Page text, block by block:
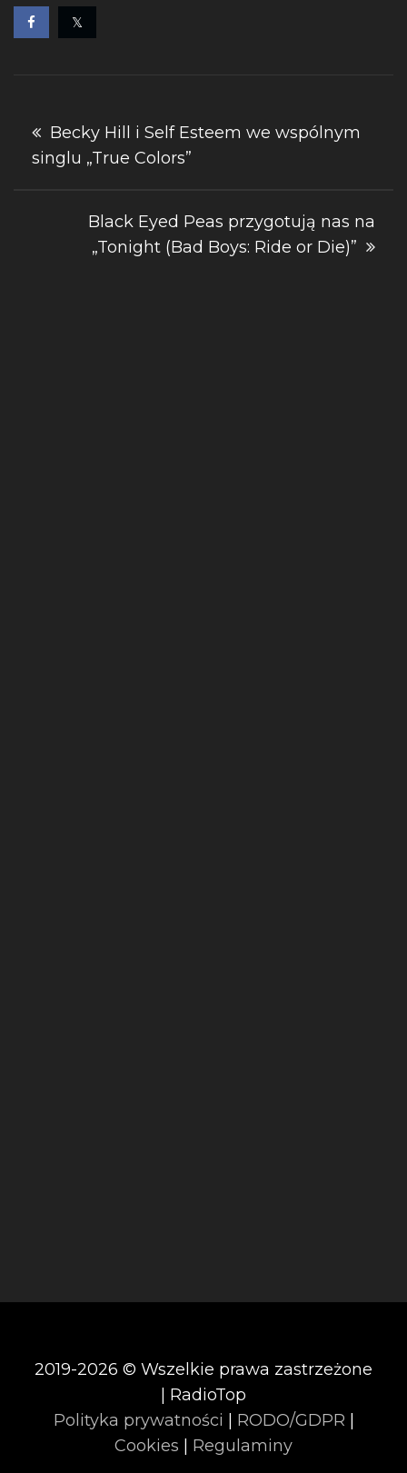
Nawigacja
wpisu
Becky Hill i Self Esteem we wspólnym
singlu „True Colors”
Black Eyed Peas przygotują nas na
„Tonight (Bad Boys: Ride or Die)”
2019-2026 © Wszelkie prawa zastrzeżone
| RadioTop
Polityka prywatności
RODO/GDPR
Cookies
Regulaminy